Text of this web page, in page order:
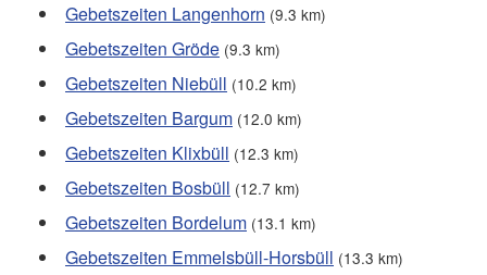
Gebetszeiten Langenhorn (9.3 km)
Gebetszeiten Gröde (9.3 km)
Gebetszeiten Niebüll (10.2 km)
Gebetszeiten Bargum (12.0 km)
Gebetszeiten Klixbüll (12.3 km)
Gebetszeiten Bosbüll (12.7 km)
Gebetszeiten Bordelum (13.1 km)
Gebetszeiten Emmelsbüll-Horsbüll (13.3 km)